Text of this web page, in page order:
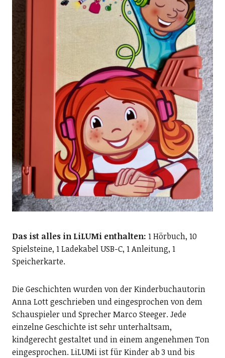
Das ist alles in LiLUMi enthalten: 1 Hörbuch, 10
Spielsteine, 1 Ladekabel USB-C, 1 Anleitung, 1
Speicherkarte.
Die Geschichten wurden von der Kinderbuchautorin
Anna Lott geschrieben und eingesprochen von dem
Schauspieler und Sprecher Marco Steeger. Jede
einzelne Geschichte ist sehr unterhaltsam,
kindgerecht gestaltet und in einem angenehmen Ton
eingesprochen. LiLUMi ist für Kinder ab 3 und bis